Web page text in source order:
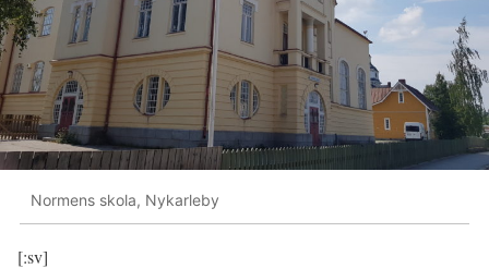
Normens skola, Nykarleby
[:sv]